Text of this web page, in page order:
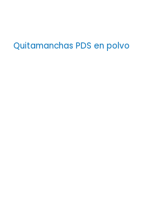
Quitamanchas PDS en polvo